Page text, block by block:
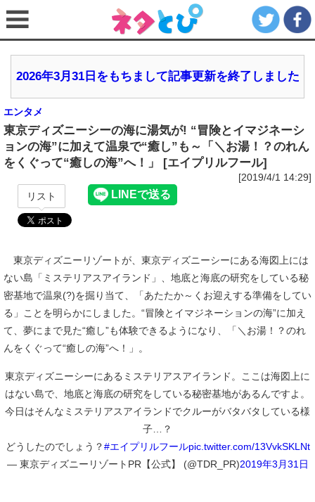
2026年3月31日をもちまして記事更新を終了しました
エンタメ
東京ディズニーシーの海に湯気が! “冒険とイマジネーシ
ョンの海”に加えて温泉で“癒し”も～「＼お湯！？のれん
をくぐって“癒しの海”へ！」 [エイプリルフール]
[2019/4/1 14:29]
リスト
東京ディズニーリゾートが、東京ディズニーシーにある海図上には
ない島「ミステリアスアイランド」、地底と海底の研究をしている秘
密基地で温泉(?)を掘り当て、「あたたか～くお迎えする準備をしてい
る」ことを明らかにしました。“冒険とイマジネーションの海”に加え
て、夢にまで見た“癒し”も体験できるようになり、「＼お湯！？のれ
んをくぐって“癒しの海”へ！」。
東京ディズニーシーにあるミステリアスアイランド。ここは海図上に
はない島で、地底と海底の研究をしている秘密基地があるんですよ。
今日はそんなミステリアスアイランドでクルーがバタバタしている様
子…？
どうしたのでしょう？#エイプリルフールpic.twitter.com/13VvkSKLNt
— 東京ディズニーリゾートPR【公式】 (@TDR_PR)2019年3月31日